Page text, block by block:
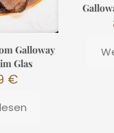
Galloway
Glas
€